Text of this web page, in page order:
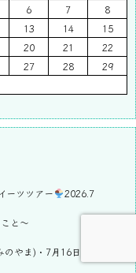
6 7
8
13 14
15
20 21
22
27 28
29
ーツツアー 2026.7
と～
やま)・7月16日(おおさ